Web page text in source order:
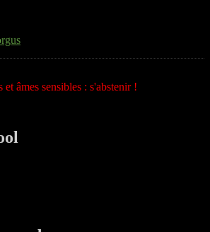
et âmes sensibles : s'abstenir !